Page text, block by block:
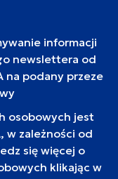
informacji
newslettera od
na podany przeze
osobowych jest
w zależności od
się więcej o
klikając w